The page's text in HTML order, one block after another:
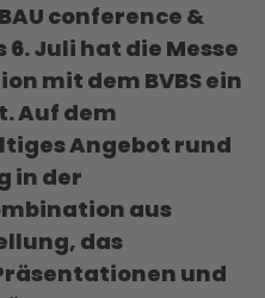
conference &
Juli hat die Messe
mit dem BVBS ein
Auf dem
Angebot rund
in der
aus
das
und